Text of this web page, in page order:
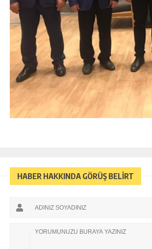
HABER HAKKINDA GÖRÜŞ BELİRT